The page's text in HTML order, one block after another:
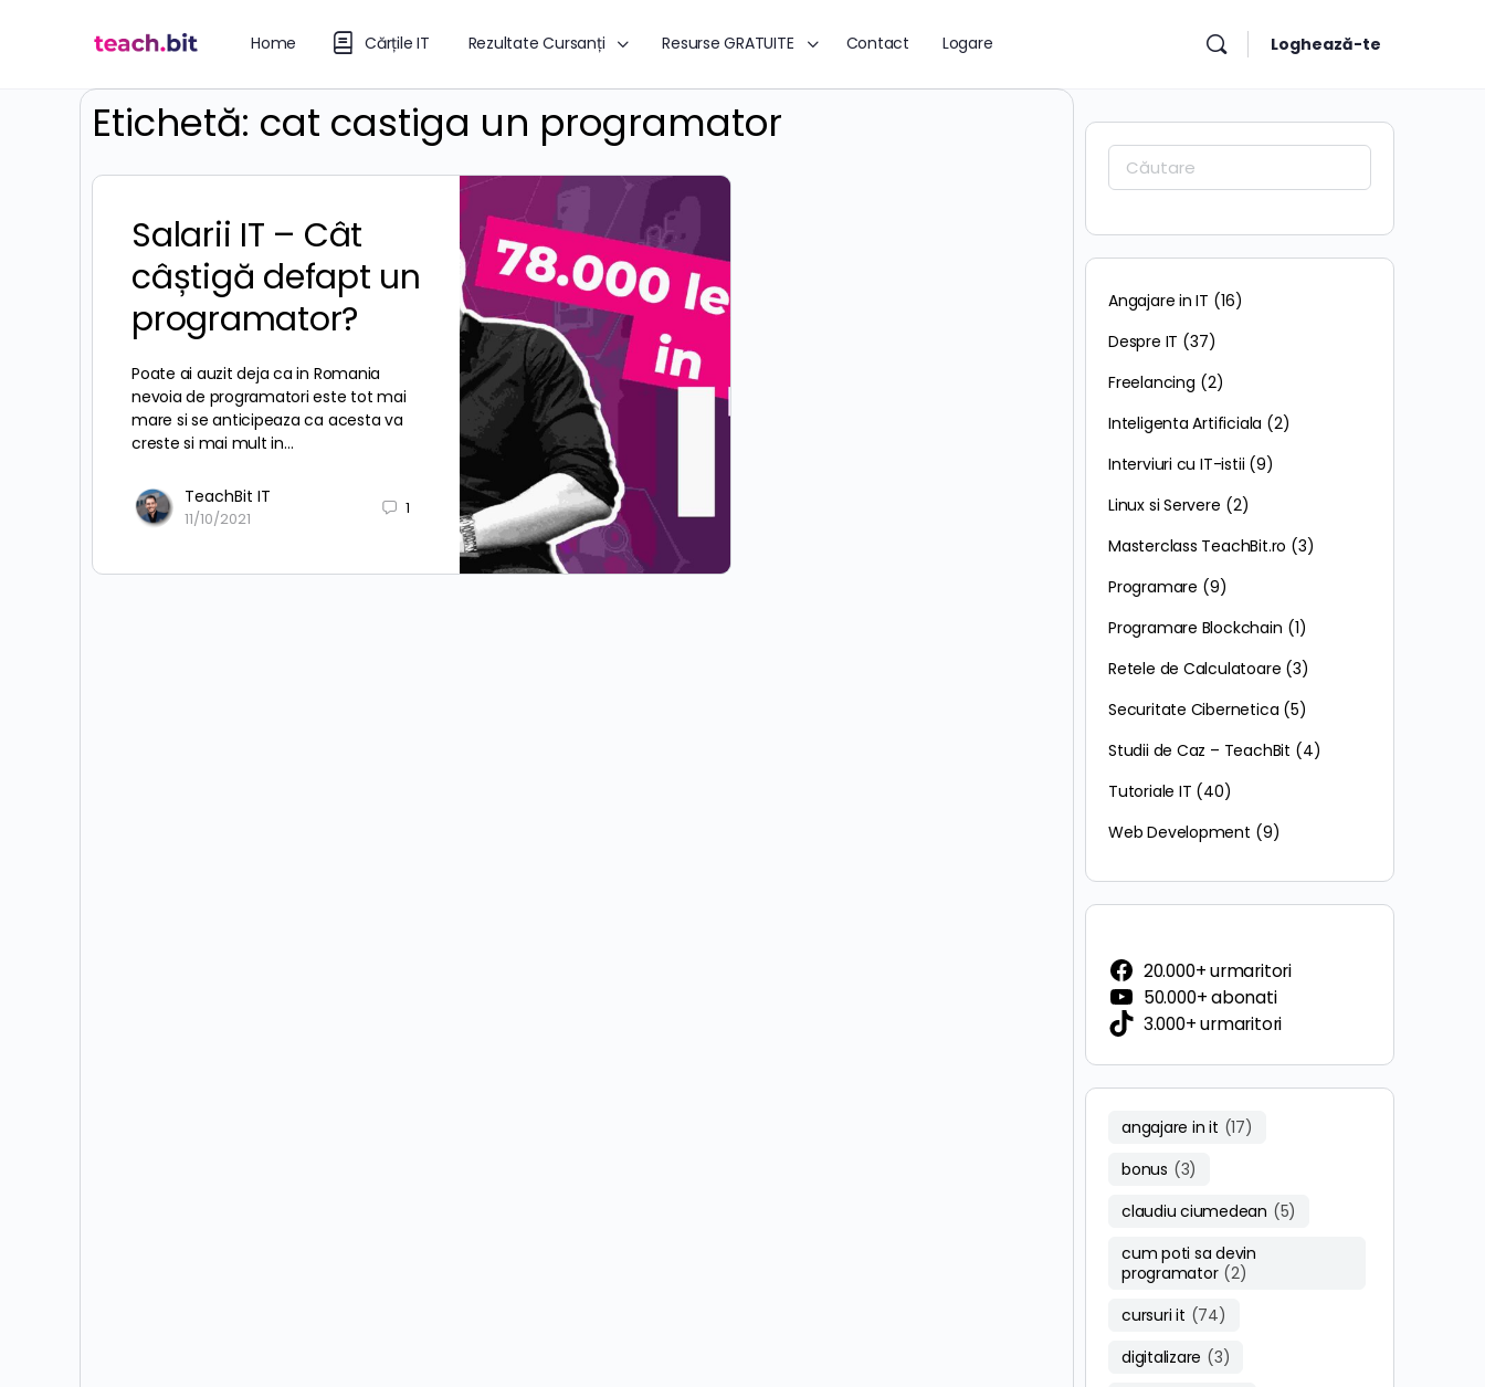
Home Cărțile IT Rezultate Cursanți Resurse GRATUITE Contact Logare Loghează-te
Etichetă: cat castiga un programator
Salarii IT – Cât
câștigă defapt un
programator?
Poate ai auzit deja ca in Romania
nevoia de programatori este tot mai
mare si se anticipeaza ca acesta va
creste si mai mult in…
TeachBit IT
11/10/2021
1
Caută:
Angajare in IT (16)
Despre IT (37)
Freelancing (2)
Inteligenta Artificiala (2)
Interviuri cu IT-istii (9)
Linux si Servere (2)
Masterclass TeachBit.ro (3)
Programare (9)
Programare Blockchain (1)
Retele de Calculatoare (3)
Securitate Cibernetica (5)
Studii de Caz – TeachBit (4)
Tutoriale IT (40)
Web Development (9)
20.000+ urmaritori
50.000+ abonati
3.000+ urmaritori
angajare in it (17)
bonus (3)
claudiu ciumedean (5)
cum poti sa devin
programator (2)
cursuri it (74)
digitalizare (3)